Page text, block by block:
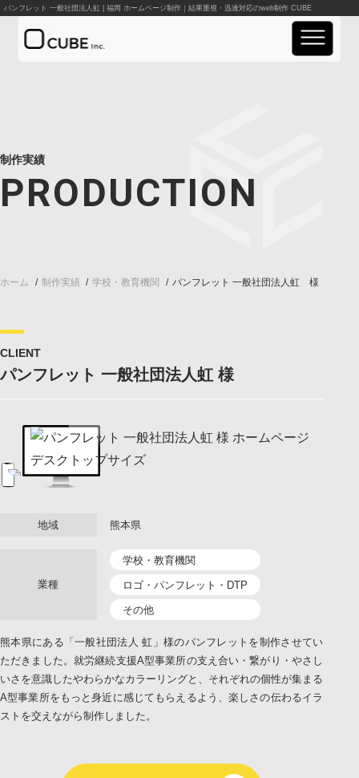
料金案内
LINEでお問い合わせ
パンフレット 一般社団法人虹 | 福岡 ホームページ制作｜結果重視・迅速対応のweb制作 CUBE
制作実績
PRODUCTION
ホーム 制作実績 学校・教育機関 パンフレット 一般社団法人虹
CLIENT
パンフレット 一般社団法人虹 様
地域 熊本県
業種
学校・教育機関
ロゴ・パンフレット・DTP
その他
熊本県にある「一般社団法人 虹」様のパンフレットを制作させてい
ただきました。就労継続支援A型事業所の支え合い・繋がり・やさし
いさを意識したやわらかなカラーリングと、それぞれの個性が集まる
A型事業所をもっと身近に感じてもらえるよう、楽しさの伝わるイラ
ストを交えながら制作しました。